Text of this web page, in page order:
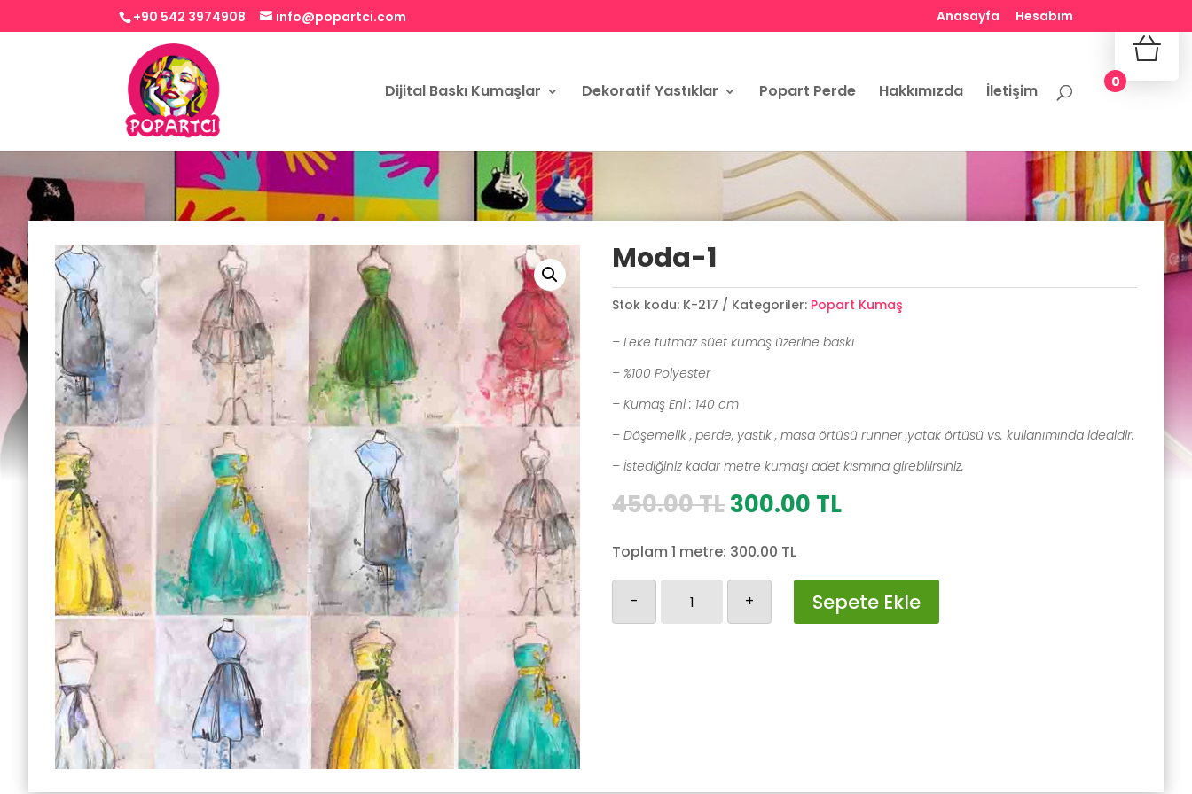
+90 542 3974908 info@popartci.com Anasayfa Hesabım
Dijital Baskı Kumaşlar Dekoratif Yastıklar Popart Perde Hakkımızda İletişim
Moda-1
Stok kodu: K-217 Kategoriler: Popart Kumaş
– Leke tutmaz süet kumaş üzerine baskı
– %100 Polyester
– Kumaş Eni : 140 cm
– Döşemelik , perde, yastık , masa örtüsü runner ,yatak örtüsü vs. kullanımında idealdir.
– İstediğiniz kadar metre kumaşı adet kısmına girebilirsiniz.
450.00TLOrijinal
450.00 TL.
300.00 TLŞu
300.00 TL.
Toplam 1 metre: 300.00 TL
- + Sepete Ekle
0